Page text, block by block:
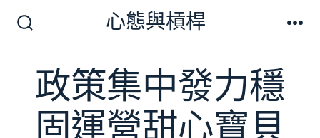
切
換
開
關
心態與槓桿
政策集中發力穩